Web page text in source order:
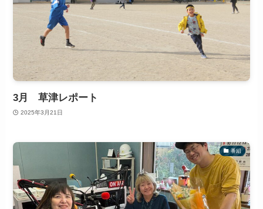
3月 草津レポート
2025年3月21日
番組